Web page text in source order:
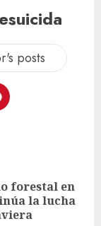
posts
forestal en
la lucha